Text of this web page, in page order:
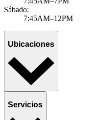
Sábado:
7:45AM–12PM
Ubicaciones
Servicios